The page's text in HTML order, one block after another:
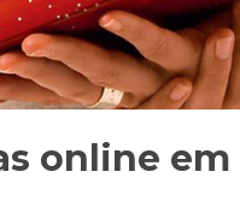
online